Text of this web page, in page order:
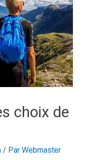
choix de
/ Par Webmaster